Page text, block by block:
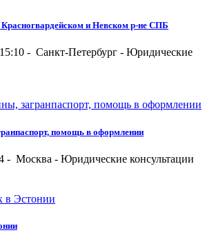
и Невском р-не СПБ
- Санкт-Петербург - Юридические
помощь в оформлении
- Москва - Юридические консультации